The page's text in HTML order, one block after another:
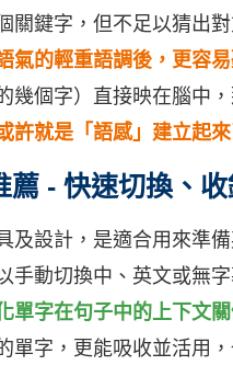
關鍵字，但不足以猜出
氣的輕重語調後，更容
幾個字）直接映在腦中
許就是「語感」建立起來
薦 - 快速切換、
及設計，是適合用來準備
手動切換中、英文或無
單字在句子中的上下文
單字，更能吸收並活用